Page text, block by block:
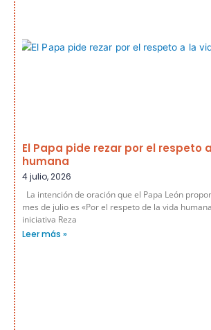
El Papa pide rezar por el respeto
humana
4 julio, 2026
La intención de oración que el Papa León
mes de julio es «Por el respeto de la vida
iniciativa Reza
Leer más »